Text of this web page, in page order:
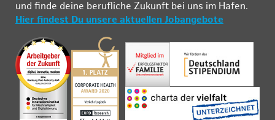
und fin­de deine be­ruf­li­che Zu­kunft bei uns im Ha­fen.
Hier findest Du unsere aktuellen Jobangebote